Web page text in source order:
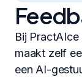
Bij
maakt zelf
een AI-